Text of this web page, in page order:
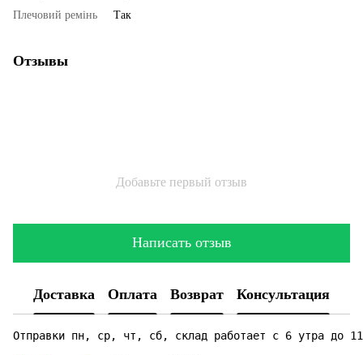
Плечовий ремінь
Так
Отзывы
Добавьте первый отзыв
Написать отзыв
Доставка Оплата Возврат Консультация
Отправки пн, ср, чт, сб, склад работает с 6 утра до